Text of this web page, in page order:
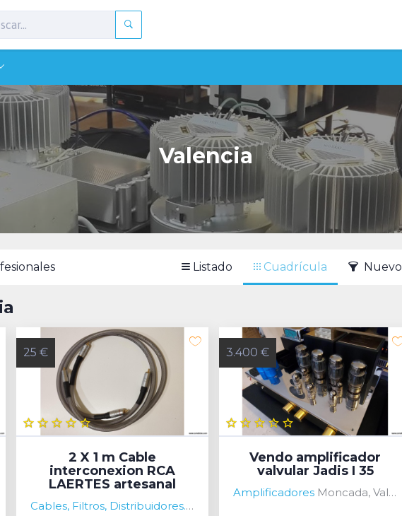
Valencia
Listado Cuadrícula Nuevo
25 €
2 X 1 m Cable
interconexion RCA
LAERTES artesanal
Cables, Filtros, Distribuidores...
3.400 €
Vendo amplificador
valvular Jadis I 35
Amplificadores Moncada, Valencia, Spain